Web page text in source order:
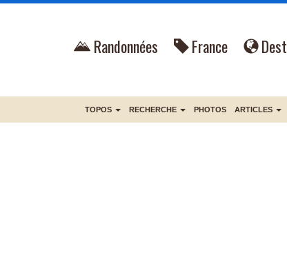
Randonnées France
TOPOS RECHERCHE PHOTOS ARTICLES